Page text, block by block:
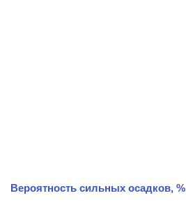
Вероятность сильных осадков, %